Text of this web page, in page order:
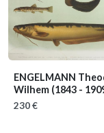
ENGELMANN
Wilhem (1843 -
230 €